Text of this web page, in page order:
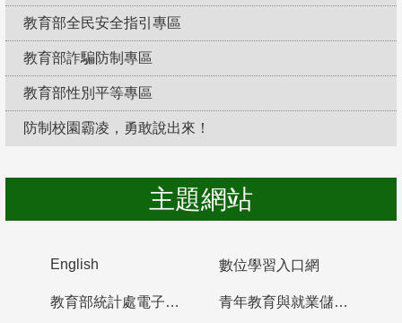
教育部全民安全指引專區
教育部詐騙防制專區
教育部性別平等專區
防制校園霸凌，勇敢說出來！
主題網站
English 數位學習入口網
教育部統計處電子書櫃 青年教育與就業儲蓄帳戶